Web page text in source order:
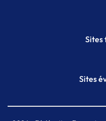
Sites
Sites
Meeting